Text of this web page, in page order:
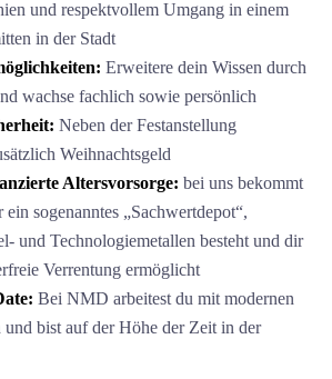
und respektvollem Umgang in einem
in der Stadt
Erweitere dein Wissen durch
wachse fachlich sowie persönlich
Neben der Festanstellung
Weihnachtsgeld
Altersvorsorge: bei uns bekommt
sogenanntes „Sachwertdepot“,
und Technologiemetallen besteht und dir
Verrentung ermöglicht
Bei NMD arbeitest du mit modernen
bist auf der Höhe der Zeit in der